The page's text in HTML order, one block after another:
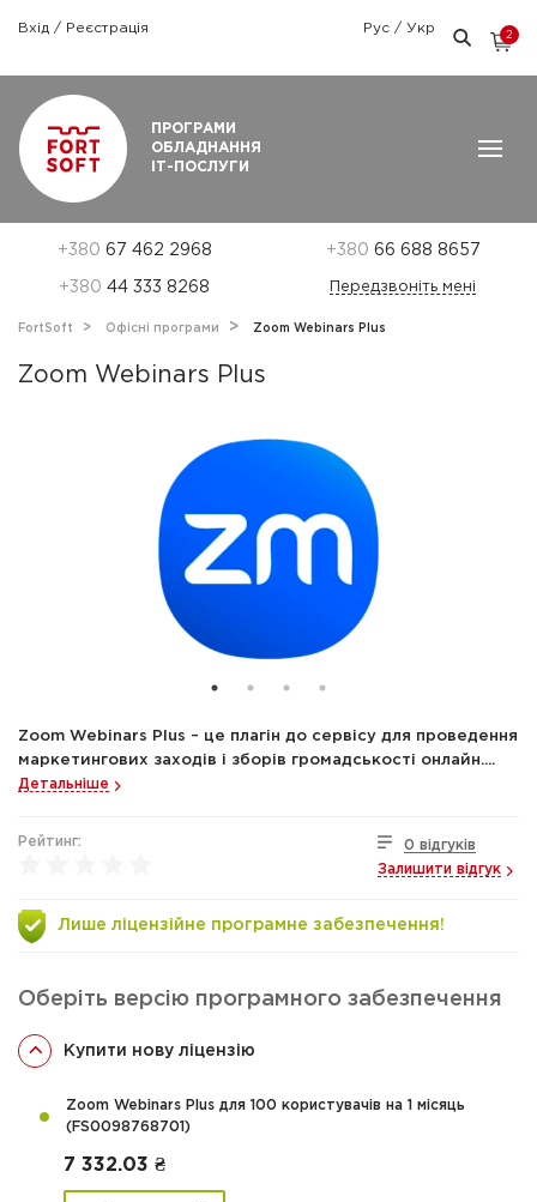
Вхід / Реєстрація Рус / Укр
2
ПРОГРАМИ
ОБЛАДНАННЯ
ІТ-ПОСЛУГИ
+380 67 462 2968 +380 66 688 8657
+380 44 333 8268 Передзвоніть мені
FortSoft Офісні програми Zoom Webinars Plus
Zoom Webinars Plus
Zoom Webinars Plus – це плагін до сервісу для проведення
маркетингових заходів і зборів громадськості онлайн....
Детальніше
Рейтинг:
0 відгуків
Залишити відгук
Лише ліцензійне програмне забезпечення!
Оберіть версію програмного забезпечення
Купити нову ліцензію
Zoom Webinars Plus для 100 користувачів на 1 місяць
(FS0098768701)
7 332.03 ₴